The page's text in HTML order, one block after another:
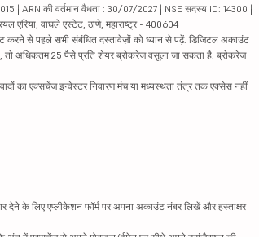
| ARN की वर्तमान वैधता : 30/07/2027 | NSE सदस्य ID: 14300 |
एरिया, वाघले एस्टेट, ठाणे, महाराष्ट्र - 400604
करने से पहले सभी संबंधित दस्तावेज़ों को ध्यान से पढ़ें. डिजिटल अकाउंट
तो अधिकतम 25 पैसे प्रति शेयर ब्रोकरेज वसूला जा सकता है. ब्रोकरेज
का एक्सचेंज इन्वेस्टर निवारण मंच या मध्यस्थता तंत्र तक एक्सेस नहीं
के लिए एप्लीकेशन फॉर्म पर अपना अकाउंट नंबर लिखें और हस्ताक्षर